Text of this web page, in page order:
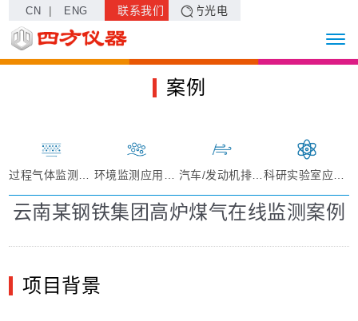
CN | ENG 联系我们 四方光电
案例
过程气体监测应用案例 环境监测应用案例 汽车/发动机排放气体监测应用案例 科研实验室应用案例
云南某钢铁集团高炉煤气在线监测案例
项目背景